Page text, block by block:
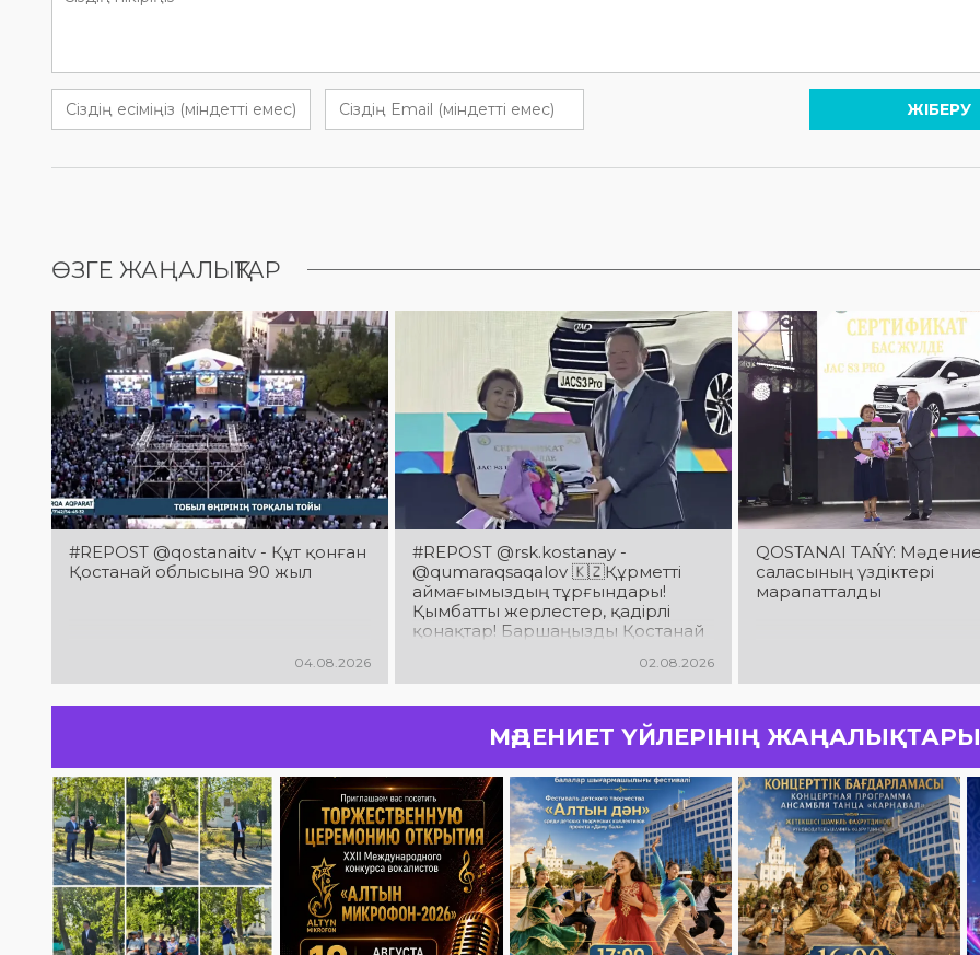
ЖІБЕРУ
ӨЗГЕ ЖАҢАЛЫҚТАР
#REPOST @qostanaitv - Құт қонған
Қостанай облысына 90 жыл
04.08.2026
#REPOST @rsk.kostanay -
@qumaraqsaqalov 🇰🇿Құрметті
аймағымыздың тұрғындары!
Қымбатты жерлестер, қадірлі
қонақтар! Баршаңызды Қостанай
мерейтойымен шын жүректен
құттықтаймын!
02.08.2026
QOSTANAI TAŃY:
саласының үздіктері
марапатталды
МӘДЕНИЕТ ҮЙЛЕРІНІҢ ЖАҢАЛЫҚТАРЫ